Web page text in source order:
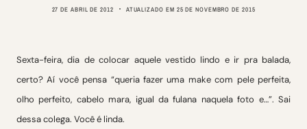
27 DE ABRIL DE 2012 ATUALIZADO EM 25 DE NOVEMBRO DE 2015
Sexta-feira, dia de colocar aquele vestido lindo e ir pra balada,
certo? Aí você pensa “queria fazer uma make com pele perfeita,
olho perfeito, cabelo mara, igual da fulana naquela foto e…”. Sai
dessa colega. Você é linda.